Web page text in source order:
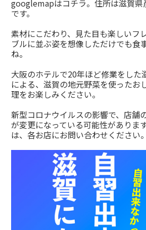
googlemapはコチラ。住所は滋賀県
です。
素材にこだわり、見た目も楽しいフ
ブルに並ぶ姿を想像しただけでも食
ね。
大阪のホテルで20年ほど修業をした
による、滋賀の地元野菜を使ったお
理をお楽しみください。
新型コロナウイルスの影響で、店舗
が変更になっている可能性がありま
は、各お店にお問い合わせください。